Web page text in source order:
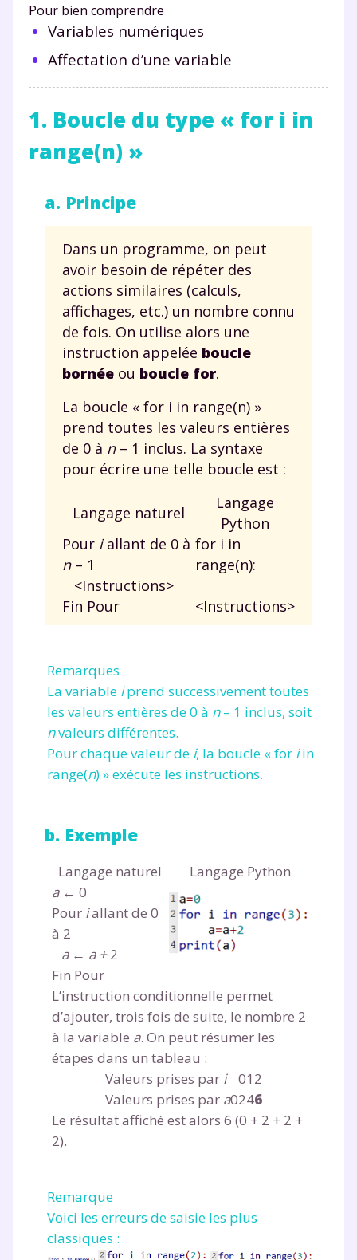
Pour bien comprendre
Variables numériques
Affectation d’une variable
1. Boucle du type « for i in
range(n) »
a. Principe
Dans un programme, on peut
avoir besoin de répéter des
actions similaires (calculs,
affichages, etc.) un nombre connu
de fois. On utilise alors une
instruction appelée boucle
bornée ou boucle for.
La boucle « for i in range(n) »
prend toutes les valeurs entières
de 0 à n– 1 inclus. La syntaxe
pour écrire une telle boucle est :
Langage naturel
Langage
Python
Pour iallant de 0 à
n – 1
<Instructions>
Fin Pour
for i in
range(n):
<Instructions>
Remarques
La variable iprend successivement toutes
les valeurs entières de 0 à n– 1 inclus, soit
nvaleurs différentes.
Pour chaque valeur de i, la boucle «for iin
range(n)» exécute les instructions.
b. Exemple
Langage naturel
Langage Python
a← 0
Pour iallant de 0
à 2
a ← a +2
Fin Pour
L’instruction conditionnelle permet
d’ajouter, trois fois de suite, le nombre 2
à la variable a. On peut résumer les
étapes dans un tableau :
Valeurs prises par i 01 2
Valeurs prises par a0246
Le résultat affiché est alors 6 (0 + 2 + 2 +
2).
Remarque
Voici les erreurs de saisie les plus
classiques :